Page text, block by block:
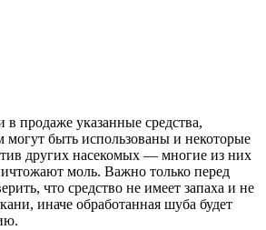
в продаже указанные средства,
могут быть использованы и некоторые
других насекомых — многие из них
моль. Важно только перед
что средство не имеет запаха и не
иначе обработанная шуба будет